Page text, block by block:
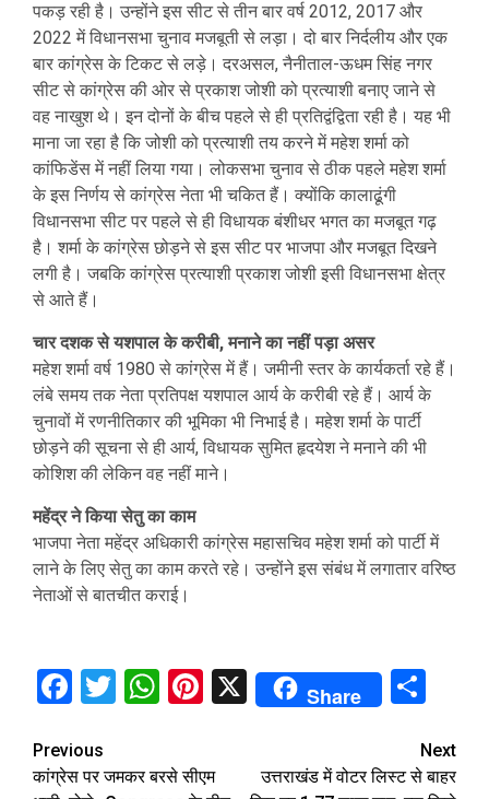
पकड़ रही है। उन्होंने इस सीट से तीन बार वर्ष 2012, 2017 और
2022 में विधानसभा चुनाव मजबूती से लड़ा। दो बार निर्दलीय और एक
बार कांग्रेस के टिकट से लड़े। दरअसल, नैनीताल-ऊधम सिंह नगर
सीट से कांग्रेस की ओर से प्रकाश जोशी को प्रत्याशी बनाए जाने से
वह नाखुश थे। इन दोनों के बीच पहले से ही प्रतिद्वंद्विता रही है। यह भी
माना जा रहा है कि जोशी को प्रत्याशी तय करने में महेश शर्मा को
कांफिडेंस में नहीं लिया गया। लोकसभा चुनाव से ठीक पहले महेश शर्मा
के इस निर्णय से कांग्रेस नेता भी चकित हैं। क्योंकि कालाढूंगी
विधानसभा सीट पर पहले से ही विधायक बंशीधर भगत का मजबूत गढ़
है। शर्मा के कांग्रेस छोड़ने से इस सीट पर भाजपा और मजबूत दिखने
लगी है। जबकि कांग्रेस प्रत्याशी प्रकाश जोशी इसी विधानसभा क्षेत्र
से आते हैं।
चार दशक से यशपाल के करीबी, मनाने का नहीं पड़ा असर
महेश शर्मा वर्ष 1980 से कांग्रेस में हैं। जमीनी स्तर के कार्यकर्ता रहे हैं।
लंबे समय तक नेता प्रतिपक्ष यशपाल आर्य के करीबी रहे हैं। आर्य के
चुनावों में रणनीतिकार की भूमिका भी निभाई है। महेश शर्मा के पार्टी
छोड़ने की सूचना से ही आर्य, विधायक सुमित हृदयेश ने मनाने की भी
कोशिश की लेकिन वह नहीं माने।
महेंद्र ने किया सेतु का काम
भाजपा नेता महेंद्र अधिकारी कांग्रेस महासचिव महेश शर्मा को पार्टी में
लाने के लिए सेतु का काम करते रहे। उन्होंने इस संबंध में लगातार वरिष्ठ
नेताओं से बातचीत कराई।
Facebook
Twitter
WhatsApp
Pinterest
X Share
Continue
Reading
Previous
कांग्रेस पर जमकर बरसे सीएम
Next
उत्तराखंड में वोटर लिस्ट से बाहर